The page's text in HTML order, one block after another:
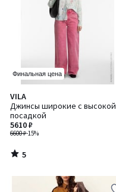
Финальная цена
VILA
Джинсы широкие с высокой
посадкой
6600 ₽-15%
5610 ₽
5
/
5
5
/